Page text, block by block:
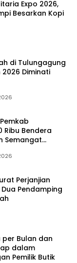
Expo 2026,
Besarkan Kopi
di Tulungagung
Diminati
Ribu Bendera
Semangat
Desa
Perjanjian
Pendamping
per Bulan dan
dalam
Pemilik Butik